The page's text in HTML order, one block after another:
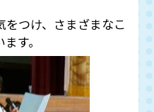
つけ、さまざまなこ
す。